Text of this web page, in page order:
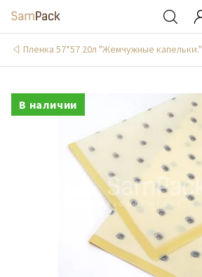
Пленка 57*57 20л "Жемчужные капельки."
В наличии